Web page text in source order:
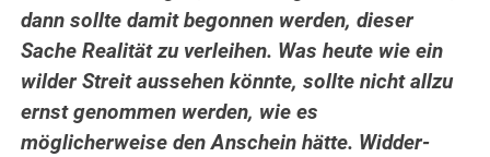
dann sollte damit begonnen werden, dieser
Sache Realität zu verleihen. Was heute wie ein
wilder Streit aussehen könnte, sollte nicht allzu
ernst genommen werden, wie es
möglicherweise den Anschein hätte. Widder-